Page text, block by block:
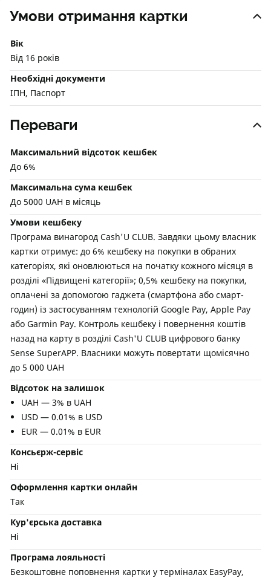
Умови отримання картки
Вік
Від 16 років
Необхідні документи
ІПН, Паспорт
Переваги
Максимальний відсоток кешбек
До 6%
Максимальна сума кешбек
До 5000 UAH в місяць
Умови кешбеку
Програма винагород Cash'U CLUB. Завдяки цьому власник
картки отримує: до 6% кешбеку на покупки в обраних
категоріях, які оновлюються на початку кожного місяця в
розділі «Підвищені категорії»; 0,5% кешбеку на покупки,
оплачені за допомогою гаджета (смартфона або смарт-
годин) із застосуванням технологій Google Pay, Apple Pay
або Garmin Pay. Контроль кешбеку і повернення коштів
назад на карту в розділі Cash'U CLUB цифрового банку
Sense SuperAPP. Власники можуть повертати щомісячно
до 5 000 UAH
Відсоток на залишок
UAH — 3% в UAH
USD — 0.01% в USD
EUR — 0.01% в EUR
Консьєрж-сервіс
Ні
Оформлення картки онлайн
Так
Кур'єрська доставка
Ні
Програма лояльності
Безкоштовне поповнення картки у терміналах EasyPay,